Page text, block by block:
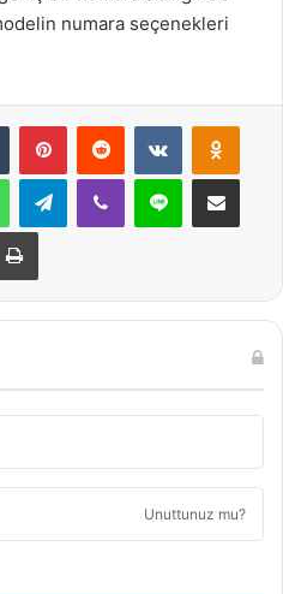
numara seçenekleri
Tumblr PinterestReddit VKontakte
WhatsAppTelegramViber Line E-Posta ile
Yazdır
Unuttunuz mu?